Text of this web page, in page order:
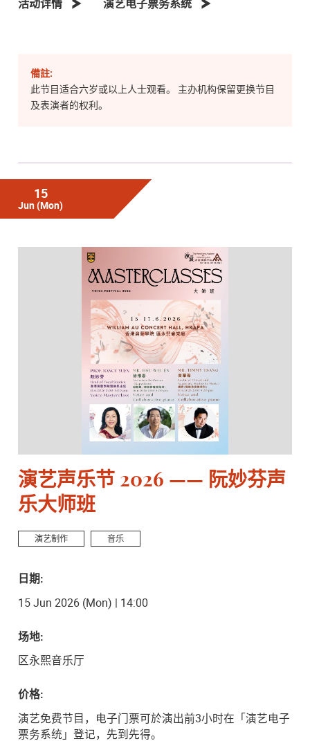
活动详情 演艺电子票务系统
備註:
此节目适合六岁或以上人士观看。 主办机构保留更换节目
及表演者的权利。
15
Jun(Mon)
演艺声乐节 2026 —— 阮妙芬声
乐大师班
演艺制作 音乐
日期:
15 Jun 2026 (Mon) | 14:00
场地:
区永熙音乐厅
价格:
演艺免费节目，电子门票可於演出前3小时在「演艺电子
票务系统」登记，先到先得。